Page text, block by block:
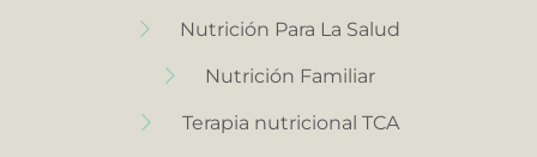
Nutrición Para La Salud
Nutrición Familiar
Terapia nutricional TCA